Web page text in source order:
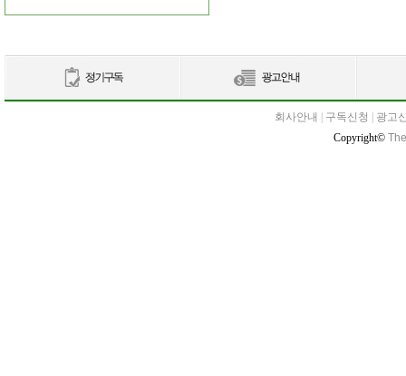
회사안내 구독신청
광고
Copyright©